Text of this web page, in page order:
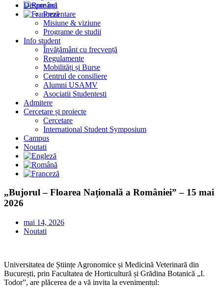
Despre noi
Prezentare
Misiune & viziune
Programe de studii
Info student
Învățământ cu frecvență
Regulamente
Mobilități și Burse
Centrul de consiliere
Alumni USAMV
Asociatii Studentesti
Admitere
Cercetare și proiecte
Cercetare
International Student Symposium
Campus
Noutati
„Bujorul – Floarea Națională a României” – 15 mai
2026
mai 14, 2026
Noutati
Universitatea de Științe Agronomice și Medicină Veterinară din
București, prin Facultatea de Horticultură și Grădina Botanică „I.
Todor”, are plăcerea de a vă invita la evenimentul: